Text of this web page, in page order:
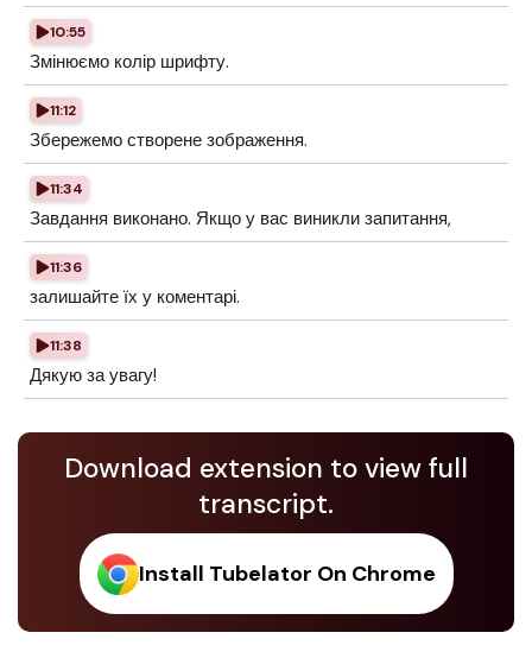
10:55
Змінюємо колір шрифту.
11:12
Збережемо створене зображення.
11:34
Завдання виконано. Якщо у вас виникли запитання,
11:36
залишайте їх у коментарі.
11:38
Дякую за увагу!
Download extension to view full
transcript.
Install Tubelator On Chrome